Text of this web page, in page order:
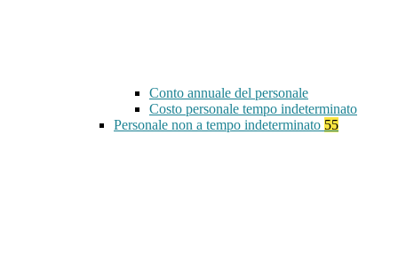
Conto annuale del personale
Costo personale tempo indeterminato
Personale non a tempo indeterminato 55